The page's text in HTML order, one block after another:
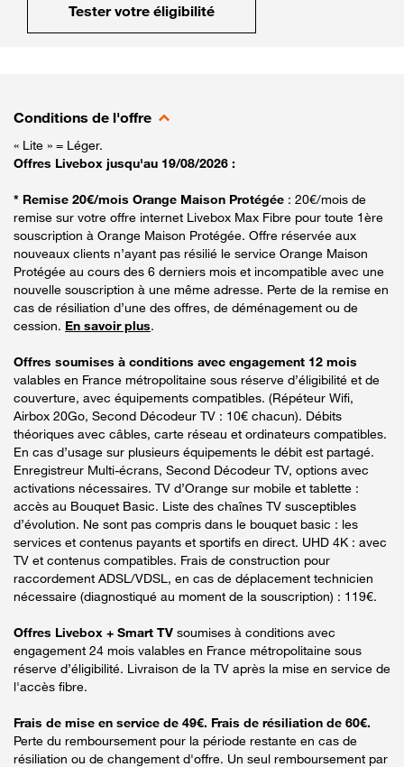
Tester votre éligibilité
Conditions de l'offre
« Lite » = Léger.
Offres Livebox jusqu'au 19/08/2026 :
* Remise 20€/mois Orange Maison Protégée : 20€/mois de
remise sur votre offre internet Livebox Max Fibre pour toute 1ère
souscription à Orange Maison Protégée. Offre réservée aux
nouveaux clients n’ayant pas résilié le service Orange Maison
Protégée au cours des 6 derniers mois et incompatible avec une
nouvelle souscription à une même adresse. Perte de la remise en
cas de résiliation d’une des offres, de déménagement ou de
cession. En savoir plus.
Offres soumises à conditions avec engagement 12 mois
valables en France métropolitaine sous réserve d’éligibilité et de
couverture, avec équipements compatibles. (Répéteur Wifi,
Airbox 20Go, Second Décodeur TV : 10€ chacun). Débits
théoriques avec câbles, carte réseau et ordinateurs compatibles.
En cas d’usage sur plusieurs équipements le débit est partagé.
Enregistreur Multi-écrans, Second Décodeur TV, options avec
activations nécessaires. TV d’Orange sur mobile et tablette :
accès au Bouquet Basic. Liste des chaînes TV susceptibles
d’évolution. Ne sont pas compris dans le bouquet basic : les
services et contenus payants et sportifs en direct. UHD 4K : avec
TV et contenus compatibles. Frais de construction pour
raccordement ADSL/VDSL, en cas de déplacement technicien
nécessaire (diagnostiqué au moment de la souscription) : 119€.
Offres Livebox + Smart TV soumises à conditions avec
engagement 24 mois valables en France métropolitaine sous
réserve d’éligibilité. Livraison de la TV après la mise en service de
l'accès fibre.
Frais de mise en service de 49€. Frais de résiliation de 60€.
Perte du remboursement pour la période restante en cas de
résiliation ou de changement d'offre. Un seul remboursement par